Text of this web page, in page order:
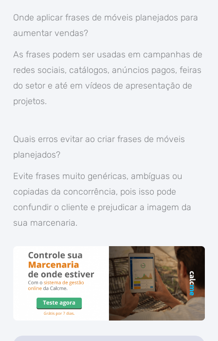
Onde aplicar frases de móveis planejados para
aumentar vendas?
As frases podem ser usadas em campanhas de
redes sociais, catálogos, anúncios pagos, feiras
do setor e até em vídeos de apresentação de
projetos.
Quais erros evitar ao criar frases de móveis
planejados?
Evite frases muito genéricas, ambíguas ou
copiadas da concorrência, pois isso pode
confundir o cliente e prejudicar a imagem da
sua marcenaria.